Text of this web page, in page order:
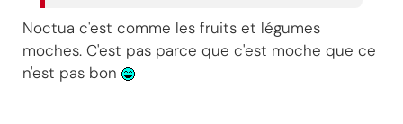
Noctua c'est comme les fruits et légumes
moches. C'est pas parce que c'est moche que ce
n'est pas bon